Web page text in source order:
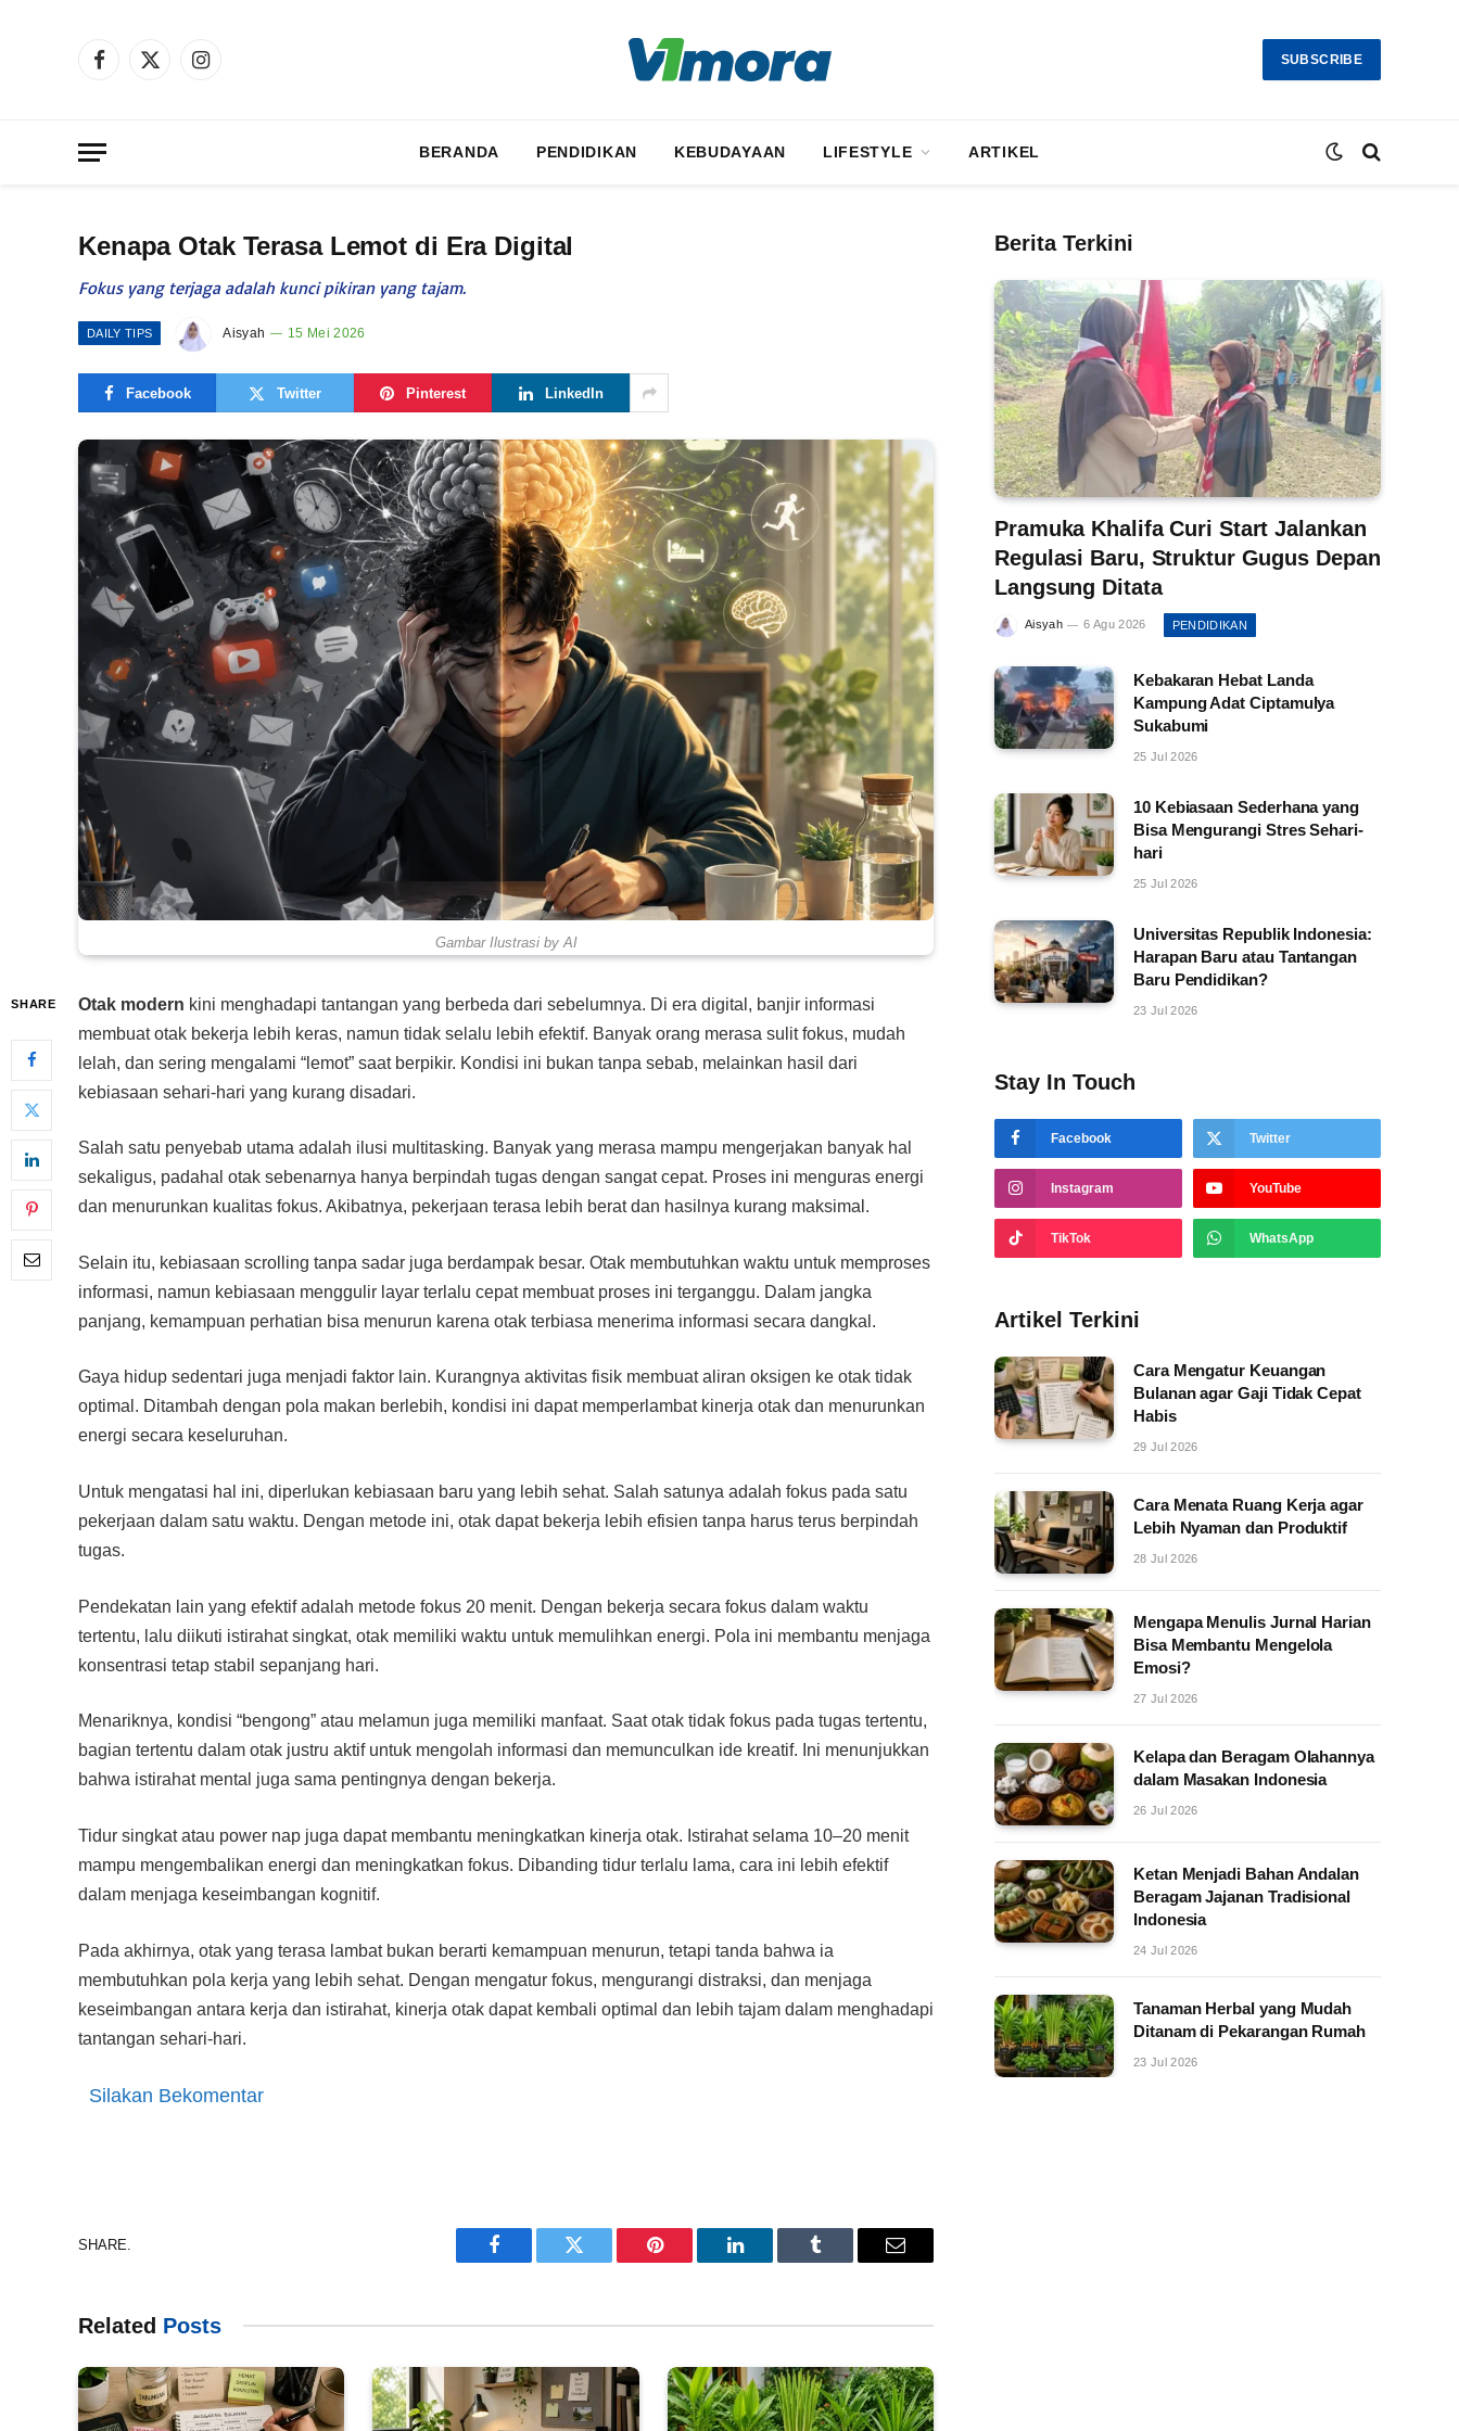
Facebook
X
Instagram
SUBSCRIBE
BERANDA PENDIDIKAN KEBUDAYAAN LIFESTYLE ARTIKEL
Kenapa Otak Terasa Lemot di Era Digital
Fokus yang terjaga adalah kunci pikiran yang tajam.
DAILY TIPS Aisyah 15 Mei 2026
Facebook Twitter Pinterest LinkedIn
Gambar Ilustrasi by AI
SHARE Otak modern kini menghadapi tantangan yang berbeda dari sebelumnya. Di era digital, banjir informasi
membuat otak bekerja lebih keras, namun tidak selalu lebih efektif. Banyak orang merasa sulit fokus, mudah
lelah, dan sering mengalami “lemot” saat berpikir. Kondisi ini bukan tanpa sebab, melainkan hasil dari
kebiasaan sehari-hari yang kurang disadari.
Salah satu penyebab utama adalah ilusi multitasking. Banyak yang merasa mampu mengerjakan banyak hal
sekaligus, padahal otak sebenarnya hanya berpindah tugas dengan sangat cepat. Proses ini menguras energi
dan menurunkan kualitas fokus. Akibatnya, pekerjaan terasa lebih berat dan hasilnya kurang maksimal.
Selain itu, kebiasaan scrolling tanpa sadar juga berdampak besar. Otak membutuhkan waktu untuk memproses
informasi, namun kebiasaan menggulir layar terlalu cepat membuat proses ini terganggu. Dalam jangka
panjang, kemampuan perhatian bisa menurun karena otak terbiasa menerima informasi secara dangkal.
Gaya hidup sedentari juga menjadi faktor lain. Kurangnya aktivitas fisik membuat aliran oksigen ke otak tidak
optimal. Ditambah dengan pola makan berlebih, kondisi ini dapat memperlambat kinerja otak dan menurunkan
energi secara keseluruhan.
Untuk mengatasi hal ini, diperlukan kebiasaan baru yang lebih sehat. Salah satunya adalah fokus pada satu
pekerjaan dalam satu waktu. Dengan metode ini, otak dapat bekerja lebih efisien tanpa harus terus berpindah
tugas.
Pendekatan lain yang efektif adalah metode fokus 20 menit. Dengan bekerja secara fokus dalam waktu
tertentu, lalu diikuti istirahat singkat, otak memiliki waktu untuk memulihkan energi. Pola ini membantu menjaga
konsentrasi tetap stabil sepanjang hari.
Menariknya, kondisi “bengong” atau melamun juga memiliki manfaat. Saat otak tidak fokus pada tugas tertentu,
bagian tertentu dalam otak justru aktif untuk mengolah informasi dan memunculkan ide kreatif. Ini menunjukkan
bahwa istirahat mental juga sama pentingnya dengan bekerja.
Tidur singkat atau power nap juga dapat membantu meningkatkan kinerja otak. Istirahat selama 10–20 menit
mampu mengembalikan energi dan meningkatkan fokus. Dibanding tidur terlalu lama, cara ini lebih efektif
dalam menjaga keseimbangan kognitif.
Pada akhirnya, otak yang terasa lambat bukan berarti kemampuan menurun, tetapi tanda bahwa ia
membutuhkan pola kerja yang lebih sehat. Dengan mengatur fokus, mengurangi distraksi, dan menjaga
keseimbangan antara kerja dan istirahat, kinerja otak dapat kembali optimal dan lebih tajam dalam menghadapi
tantangan sehari-hari.
Silakan Bekomentar
SHARE.
Facebook Twitter Pinterest LinkedIn Tumblr Email
Related Posts
Berita Terkini
Pramuka Khalifa Curi Start Jalankan
Regulasi Baru, Struktur Gugus Depan
Langsung Ditata
Aisyah 6 Agu 2026 PENDIDIKAN
Kebakaran Hebat Landa
Kampung Adat Ciptamulya
Sukabumi
25 Jul 2026
10 Kebiasaan Sederhana yang
Bisa Mengurangi Stres Sehari-
hari
25 Jul 2026
Universitas Republik Indonesia:
Harapan Baru atau Tantangan
Baru Pendidikan?
23 Jul 2026
Stay In Touch
Facebook Twitter
Instagram YouTube
TikTok WhatsApp
Artikel Terkini
Cara Mengatur Keuangan
Bulanan agar Gaji Tidak Cepat
Habis
29 Jul 2026
Cara Menata Ruang Kerja agar
Lebih Nyaman dan Produktif
28 Jul 2026
Mengapa Menulis Jurnal Harian
Bisa Membantu Mengelola
Emosi?
27 Jul 2026
Kelapa dan Beragam Olahannya
dalam Masakan Indonesia
26 Jul 2026
Ketan Menjadi Bahan Andalan
Beragam Jajanan Tradisional
Indonesia
24 Jul 2026
Tanaman Herbal yang Mudah
Ditanam di Pekarangan Rumah
23 Jul 2026